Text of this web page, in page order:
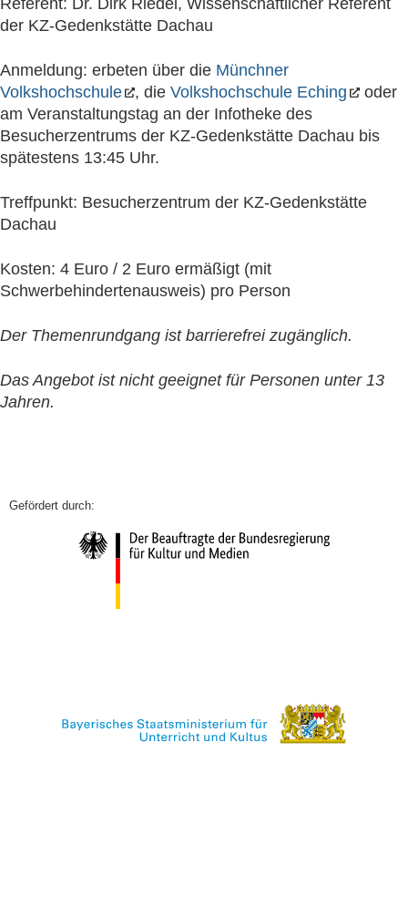
der KZ-Gedenkstätte Dachau
Anmeldung: erbeten über die Münchner
Volkshochschule
, die Volkshochschule Eching
oder
am Veranstaltungstag an der Infotheke des
Besucherzentrums der KZ-Gedenkstätte Dachau bis
spätestens 13:45 Uhr.
Treffpunkt: Besucherzentrum der KZ-Gedenkstätte
Dachau
Kosten: 4 Euro / 2 Euro ermäßigt (mit
Schwerbehindertenausweis) pro Person
Der Themenrundgang ist barrierefrei zugänglich.
Das Angebot ist nicht geeignet für Personen unter 13
Jahren.